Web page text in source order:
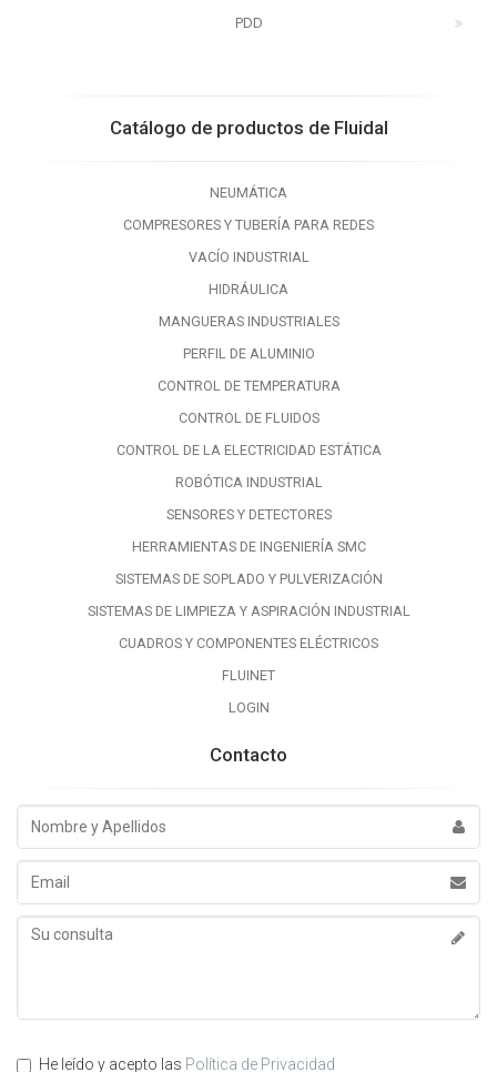
PDD
Catálogo de productos de Fluidal
NEUMÁTICA
COMPRESORES Y TUBERÍA PARA REDES
VACÍO INDUSTRIAL
HIDRÁULICA
MANGUERAS INDUSTRIALES
PERFIL DE ALUMINIO
CONTROL DE TEMPERATURA
CONTROL DE FLUIDOS
CONTROL DE LA ELECTRICIDAD ESTÁTICA
ROBÓTICA INDUSTRIAL
SENSORES Y DETECTORES
HERRAMIENTAS DE INGENIERÍA SMC
SISTEMAS DE SOPLADO Y PULVERIZACIÓN
SISTEMAS DE LIMPIEZA Y ASPIRACIÓN INDUSTRIAL
CUADROS Y COMPONENTES ELÉCTRICOS
FLUINET
LOGIN
Contacto
Apellidos
Su
He leído y acepto las Política de Privacidad